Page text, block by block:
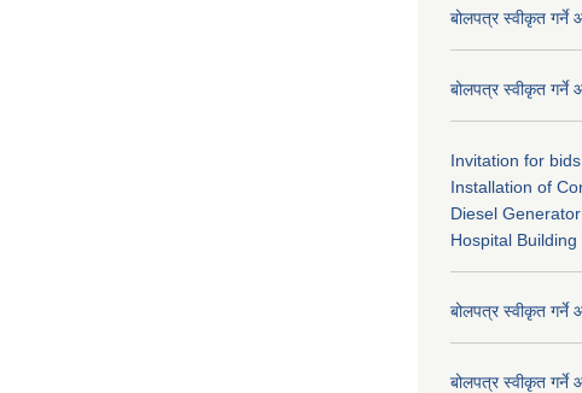
बोलपत्र स्वीकृत
बोलपत्र स्वीकृत
Invitation for
Installation of
Diesel
Hospital Building
बोलपत्र स्वीकृत
बोलपत्र स्वीकृत